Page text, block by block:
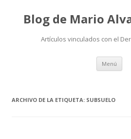
Blog de Mario
Artículos vinculados con el
Menú Ir
ARCHIVO DE LA ETIQUETA: SUBSUELO